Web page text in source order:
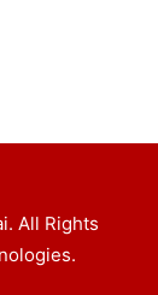
All Rights